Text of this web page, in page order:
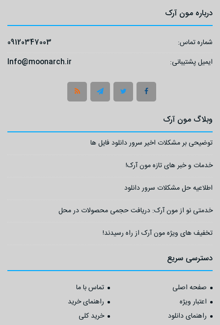
درباره مون آرک
شماره تماس:
09120347003
ایمیل پشتیبانی:
Info@moonarch.ir
وبلاگ مون آرک
توضیحی بر مشکلات اخیر سرور دانلود فایل ها
خدمات و خبر های تازه مون آرک!
اطلاعیه حل مشکلات سرور دانلود
خدمتی نو از مون آرک: دریافت حجمی محصولات در محل
تخفیف های ویژه مون آرک از راه رسیدند!
دسترسی سریع
صفحه اصلی
تماس با ما
اعتبار ویژه
راهنمای خرید
راهنمای دانلود
خرید کلی